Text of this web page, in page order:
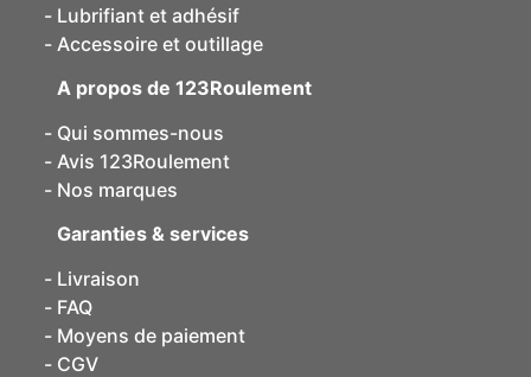
Lubrifiant et adhésif
Accessoire et outillage
A propos de 123Roulement
Qui sommes-nous
Avis 123Roulement
Nos marques
Garanties & services
Livraison
FAQ
Moyens de paiement
CGV